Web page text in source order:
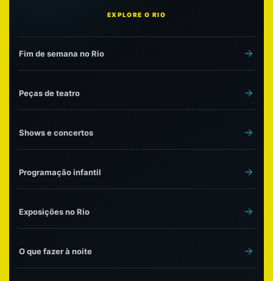
EXPLORE O RIO
Fim de semana no Rio
Peças de teatro
Shows e concertos
Programação infantil
Exposições no Rio
O que fazer à noite